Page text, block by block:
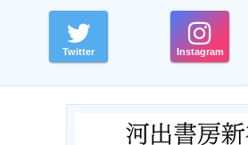
Twitter Instagram